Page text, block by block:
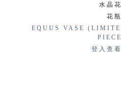
水晶
花瓶
EQUUS VASE
登入查